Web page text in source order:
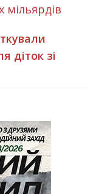
мільярдів
діток зі